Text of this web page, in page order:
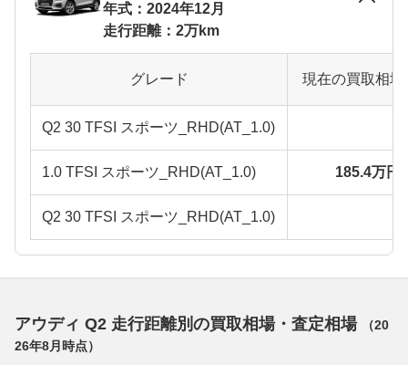
年式：2024年12月
走行距離：2万km
グレード 現在の買取相
Q2 30 TFSI スポーツ_RHD(AT_1.0)
1.0 TFSI スポーツ_RHD(AT_1.0) 185.4万円
Q2 30 TFSI スポーツ_RHD(AT_1.0)
アウディ Q2 走行距離別の買取相場・査定相場 （20
26年8月 時点）